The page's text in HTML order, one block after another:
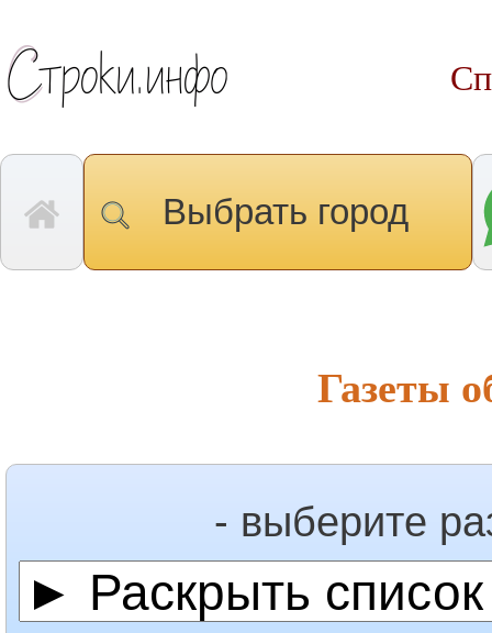
Выбрать город
Газеты
- выберите